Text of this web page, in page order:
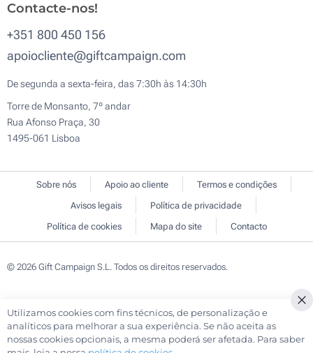
Contacte-nos!
+351 800 450 156
apoiocliente@giftcampaign.com
De segunda a sexta-feira, das 7:30h às 14:30h
Torre de Monsanto, 7º andar
Rua Afonso Praça, 30
1495-061 Lisboa
Sobre nós Apoio ao cliente
Termos e condições
Avisos legais
Política de privacidade
Política de cookies
Mapa do site Contacto
© 2026 Gift Campaign S.L. Todos os direitos reservados.
Utilizamos cookies com fins técnicos, de personalização e
analíticos para melhorar a sua experiência. Se não aceita as
nossas cookies opcionais, a mesma poderá ser afetada. Para saber